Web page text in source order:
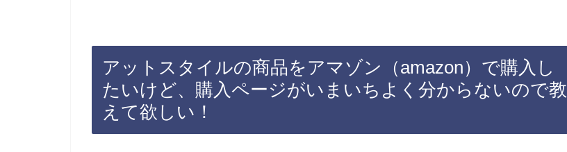
アットスタイルの商品をアマゾン（amazon）で購入し
たいけど、購入ページがいまいちよく分からないので教
えて欲しい！